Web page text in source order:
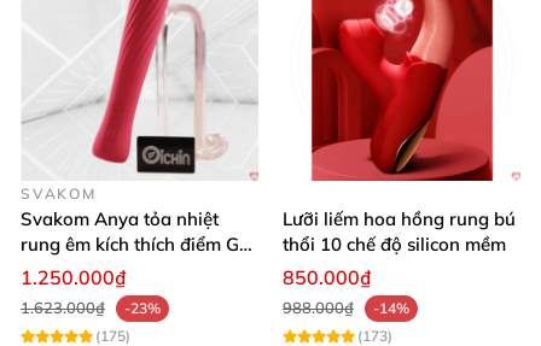
SVAKOM
Svakom Anya tỏa nhiệt
rung êm kích thích điểm G
silicon Mỹ cao cấp an toàn
1.250.000₫
1.623.000₫
-23%
(175)
Lưỡi liếm hoa hồng rung bú
thổi 10 chế độ silicon mềm
850.000₫
988.000₫
-14%
(173)